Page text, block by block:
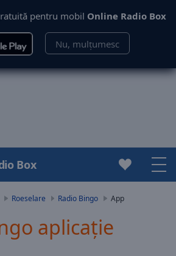
pentru mobil Online Radio Box
Nu, mulțumesc
Box
Roeselare Radio Bingo App
aplicație